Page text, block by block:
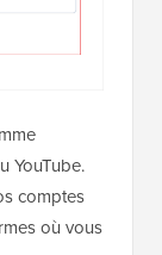
YouTube.
comptes
où vous